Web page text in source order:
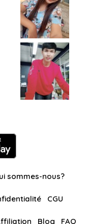
sommes-nous?
CGU
Blog FAQ